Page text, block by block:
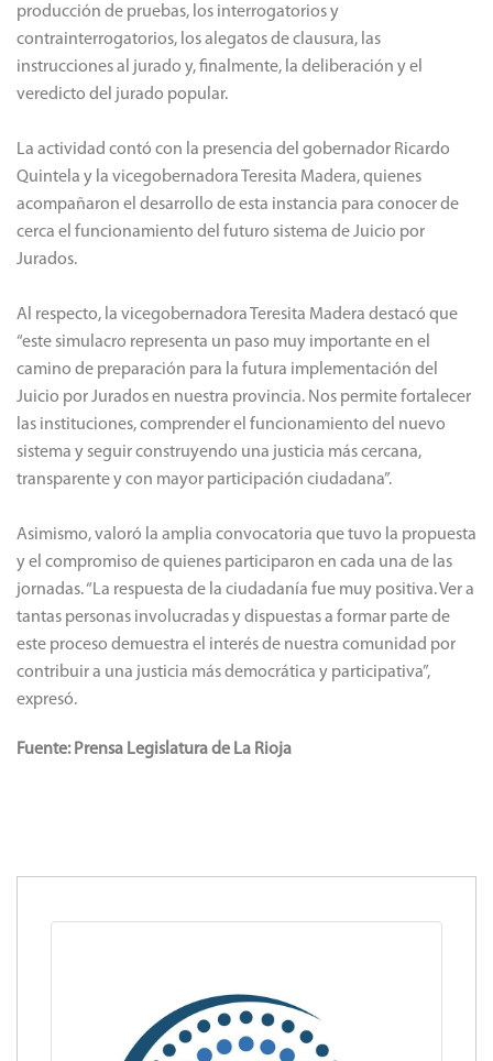
producción de pruebas, los interrogatorios y
contrainterrogatorios, los alegatos de clausura, las
instrucciones al jurado y, finalmente, la deliberación y el
veredicto del jurado popular.
La actividad contó con la presencia del gobernador Ricardo
Quintela y la vicegobernadora Teresita Madera, quienes
acompañaron el desarrollo de esta instancia para conocer de
cerca el funcionamiento del futuro sistema de Juicio por
Jurados.
Al respecto, la vicegobernadora Teresita Madera destacó que
“este simulacro representa un paso muy importante en el
camino de preparación para la futura implementación del
Juicio por Jurados en nuestra provincia. Nos permite fortalecer
las instituciones, comprender el funcionamiento del nuevo
sistema y seguir construyendo una justicia más cercana,
transparente y con mayor participación ciudadana”.
Asimismo, valoró la amplia convocatoria que tuvo la propuesta
y el compromiso de quienes participaron en cada una de las
jornadas. “La respuesta de la ciudadanía fue muy positiva. Ver a
tantas personas involucradas y dispuestas a formar parte de
este proceso demuestra el interés de nuestra comunidad por
contribuir a una justicia más democrática y participativa”,
expresó.
Fuente: Prensa Legislatura de La Rioja